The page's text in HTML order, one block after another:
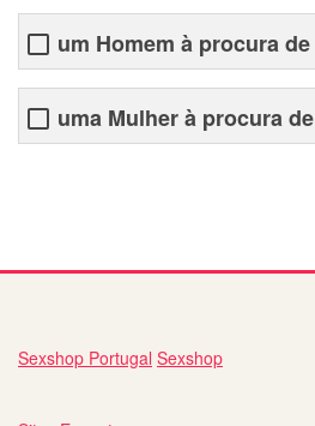
um Homem à procura
uma Mulher à procura
Sexshop Portugal Sexshop